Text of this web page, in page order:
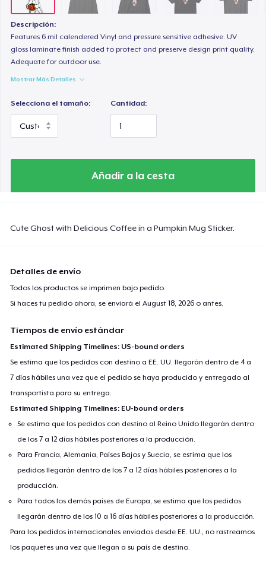
Descripción:
Features 6 mil calendered Vinyl and pressure sensitive adhesive. UV
gloss laminate finish added to protect and preserve design print quality.
Adequate for outdoor use.
Mostrar Más Detalles
Selecciona el tamaño: Cantidad:
Añadir a la cesta
Cute Ghost with Delicious Coffee in a Pumpkin Mug Sticker.
Detalles de envío
Todos los productos se imprimen bajo pedido.
Si haces tu pedido ahora, se enviará elAugust 18, 2026 o antes.
Tiempos de envío estándar
Estimated Shipping Timelines: US-bound orders
Se estima que los pedidos con destino a EE. UU. llegarán dentro de 4 a
7 días hábiles una vez que el pedido se haya producido y entregado al
transportista para su entrega.
Estimated Shipping Timelines: EU-bound orders
Se estima que los pedidos con destino al Reino Unido llegarán dentro
de los 7 a 12 días hábiles posteriores a la producción.
Para Francia, Alemania, Países Bajos y Suecia, se estima que los
pedidos llegarán dentro de los 7 a 12 días hábiles posteriores a la
producción.
Para todos los demás países de Europa, se estima que los pedidos
llegarán dentro de los 10 a 16 días hábiles posteriores a la producción.
Para los pedidos internacionales enviados desde EE. UU., no rastreamos
los paquetes una vez que llegan a su país de destino.
Heavy Tee
Tru Transfer Printed Classic Tee
27,99 US$
24,99 US$
Classic Long Sleeve Tee